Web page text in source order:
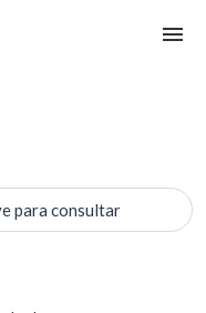
para consultar